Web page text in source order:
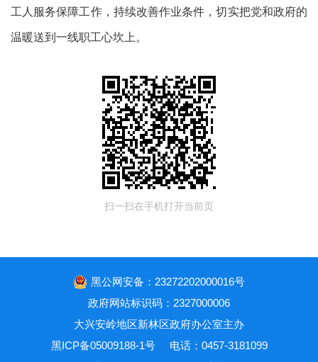
工人服务保障工作，持续改善作业条件，切实把党和政府的
温暖送到一线职工心坎上。
扫一扫在手机打开当前页
黑公网安备：23272202000016号
政府网站标识码：2327000006
大兴安岭地区新林区政府办公室主办
黑ICP备05009188-1号
电话：0457-3181099